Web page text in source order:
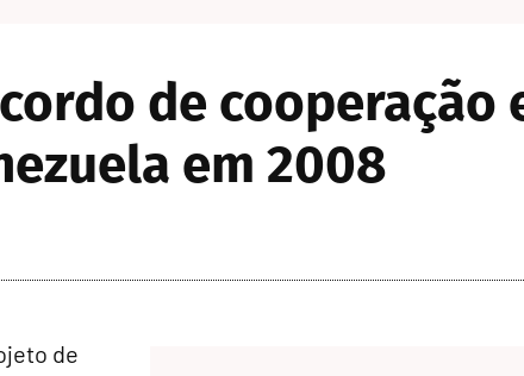
de cooperação
em 2008
de